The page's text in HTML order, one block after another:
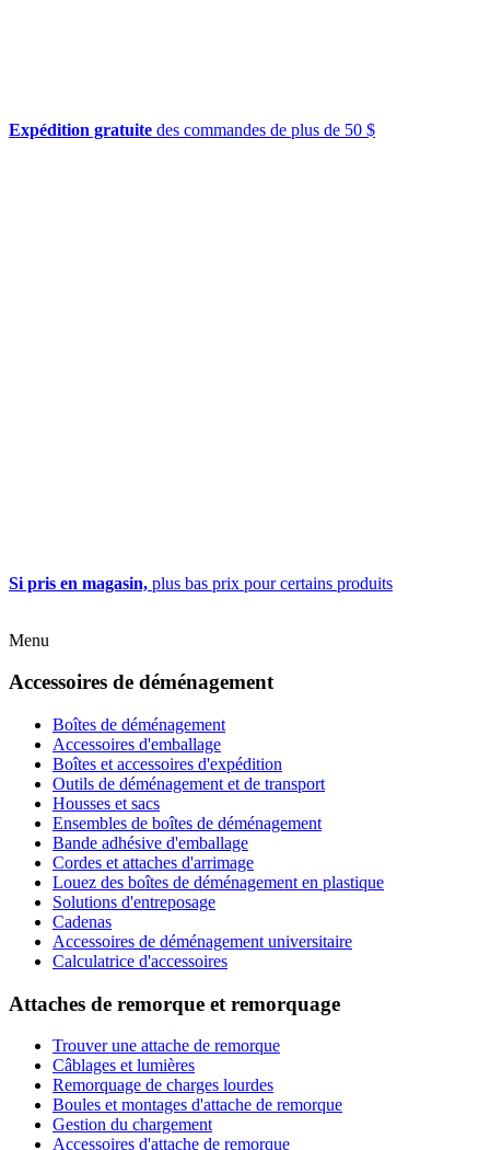
Expédition gratuite des commandes de plus de 50 $
Si pris en magasin, plus bas prix pour certains produits
Menu
Accessoires de déménagement
Boîtes de déménagement
Accessoires d'emballage
Boîtes et accessoires d'expédition
Outils de déménagement et de transport
Housses et sacs
Ensembles de boîtes de déménagement
Bande adhésive d'emballage
Cordes et attaches d'arrimage
Louez des boîtes de déménagement en plastique
Solutions d'entreposage
Cadenas
Accessoires de déménagement universitaire
Calculatrice d'accessoires
Attaches de remorque et remorquage
Trouver une attache de remorque
Câblages et lumières
Remorquage de charges lourdes
Boules et montages d'attache de remorque
Gestion du chargement
Accessoires d'attache de remorque